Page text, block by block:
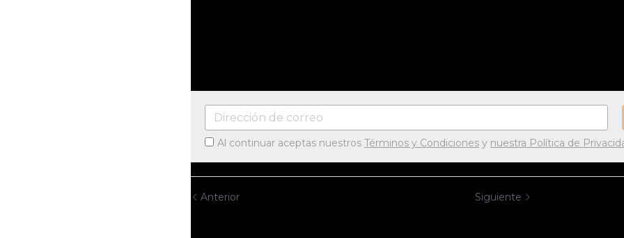
Al continuar aceptas nuestros Términos y Condiciones y nuestra Política de
Anterior Siguiente